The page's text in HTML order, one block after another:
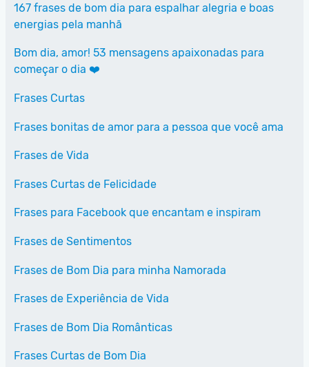
167 frases de bom dia para espalhar alegria e boas
energias pela manhã
Bom dia, amor! 53 mensagens apaixonadas para
começar o dia ❤️
Frases Curtas
Frases bonitas de amor para a pessoa que você ama
Frases de Vida
Frases Curtas de Felicidade
Frases para Facebook que encantam e inspiram
Frases de Sentimentos
Frases de Bom Dia para minha Namorada
Frases de Experiência de Vida
Frases de Bom Dia Românticas
Frases Curtas de Bom Dia